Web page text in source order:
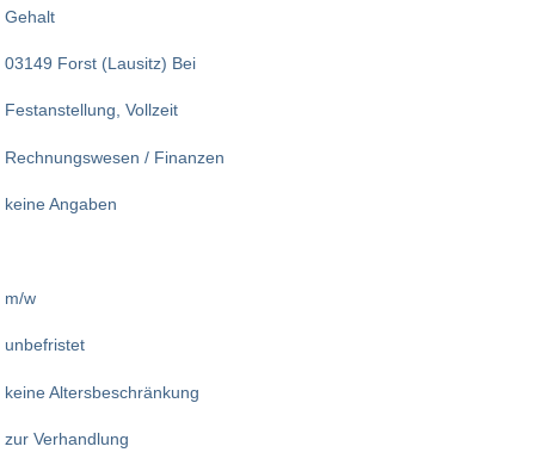
Gehalt
03149 Forst (Lausitz) Bei
Festanstellung, Vollzeit
Rechnungswesen / Finanzen
keine Angaben
m/w
unbefristet
keine Altersbeschränkung
zur Verhandlung